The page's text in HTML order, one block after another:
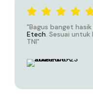
"Bagus banget
Etech. Sesuai
TNI"